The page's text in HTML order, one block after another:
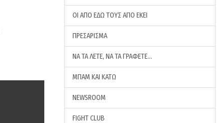
ΟΙ ΑΠΟ ΕΔΩ ΤΟΥΣ ΑΠΟ ΕΚΕΙ
ΠΡΕΣΑΡΙΣΜΑ
ΝΑ ΤΑ ΛΕΤΕ, ΝΑ ΤΑ ΓΡΑΦΕΤΕ…
ΜΠΑΜ ΚΑΙ ΚΑΤΩ
NEWSROOM
FIGHT CLUB